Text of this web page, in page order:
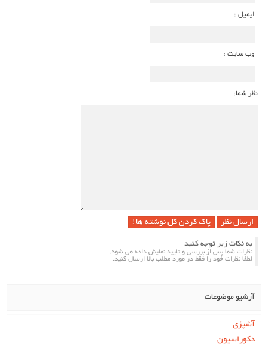
ایمیل :
وب سایت :
نظر شما:
پاک کردن کل نوشته ها !
به نکات زیر توجه کنید
نظرات شما پس از بررسی و تایید نمایش داده می شود.
لطفا نظرات خود را فقط در مورد مطلب بالا ارسال کنید.
آرشیو موضوعات
آشپزی
دکوراسیون